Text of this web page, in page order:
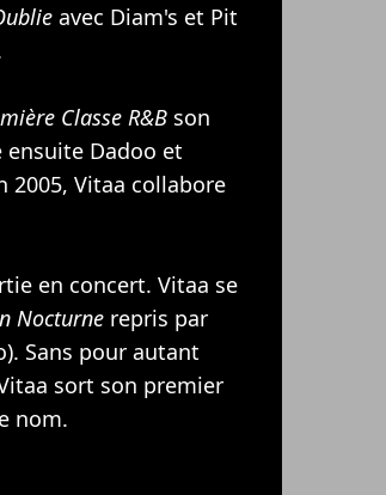
avec Diam's et Pit
Classe R&B son
ensuite Dadoo et
2005, Vitaa collabore
en concert. Vitaa se
Nocturne repris par
Sans pour autant
sort son premier
nom.